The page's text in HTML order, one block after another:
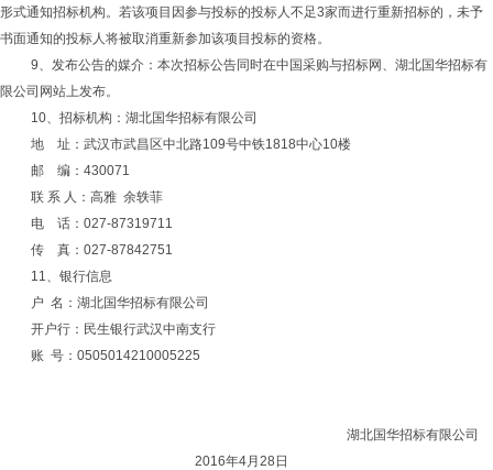
形式通知招标机构。若该项目因参与投标的投标人不足3家而进行重新招标的，未予
书面通知的投标人将被取消重新参加该项目投标的资格。
9、发布公告的媒介：本次招标公告同时在中国采购与招标网、湖北国华招标有
限公司网站上发布。
10、招标机构：湖北国华招标有限公司
地 址：武汉市武昌区中北路109号中铁1818中心10楼
邮 编：430071
联 系 人：高雅 余轶菲
电 话：027-87319711
传 真：027-87842751
11、银行信息
户 名：湖北国华招标有限公司
开户行：民生银行武汉中南支行
账 号：0505014210005225
湖北国华招标有限公司
2016年4月28日